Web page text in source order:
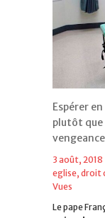
Espérer
plutôt que
vengeance
3 août,
eglise, droit
Vues
Le pape